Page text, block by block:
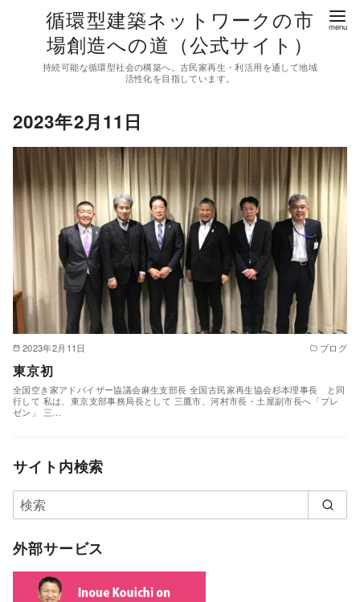
循環型建築ネットワークの市
場創造への道（公式サイト）
持続可能な循環型社会の構築へ。古民家再生・利活用を通して地域
活性化を目指しています。
2023年2月11日
2023年2月11日 ブログ
東京初
全国空き家アドバイザー協議会麻生支部長 全国古民家再生協会杉本理事長 と同
行して 私は、東京支部事務局長として 三鷹市、河村市長・土屋副市長へ「プレ
ゼン」 三…
サイト内検索
外部サービス